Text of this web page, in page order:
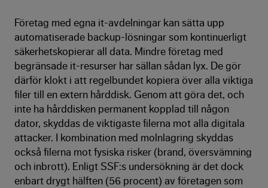
Företag med egna it-avdelningar kan sätta upp
automatiserade backup-lösningar som kontinuerligt
säkerhetskopierar all data. Mindre företag med
begränsade it-resurser har sällan sådan lyx. De gör
därför klokt i att regelbundet kopiera över alla viktiga
filer till en extern hårddisk. Genom att göra det, och
inte ha hårddisken permanent kopplad till någon
dator, skyddas de viktigaste filerna mot alla digitala
attacker. I kombination med molnlagring skyddas
också filerna mot fysiska risker (brand, översvämning
och inbrott). Enligt SSF:s undersökning är det dock
enbart drygt hälften (56 procent) av företagen som